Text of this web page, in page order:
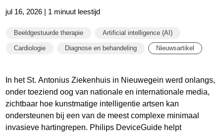
jul 16, 2026 | 1 minuut leestijd
Beeldgestuurde therapie Artificial intelligence (AI)
Cardiologie Diagnose en behandeling Nieuwsartikel
In het St. Antonius Ziekenhuis in Nieuwegein werd onlangs,
onder toeziend oog van nationale en internationale media,
zichtbaar hoe kunstmatige intelligentie artsen kan
ondersteunen bij een van de meest complexe minimaal
invasieve hartingrepen. Philips DeviceGuide helpt